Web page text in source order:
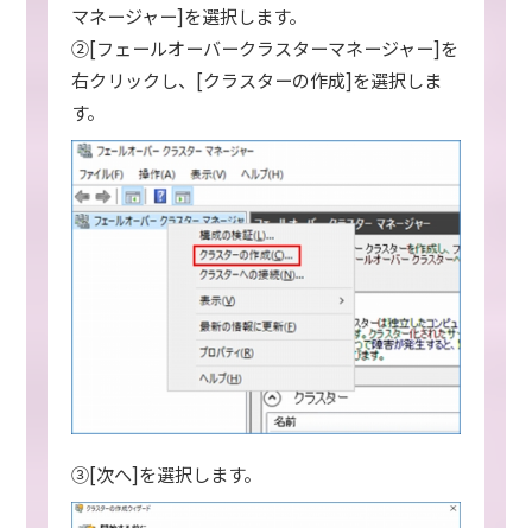
マネージャー]を選択します。
②[フェールオーバークラスターマネージャー]を
右クリックし、[クラスターの作成]を選択しま
す。
③[次へ]を選択します。